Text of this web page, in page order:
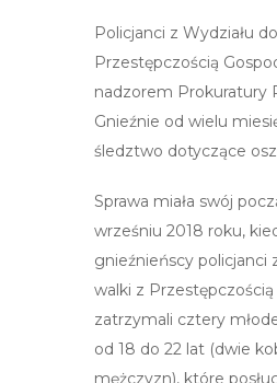
Policjanci z Wydziału
Przestępczością
nadzorem Prokuratury
Gnieźnie od wielu
śledztwo dotyczące
Sprawa miała swój
wrześniu 2018 roku,
gnieźnieńscy policjanci
walki z
zatrzymali cztery
od 18 do 22 lat (dwie
mężczyzn), które